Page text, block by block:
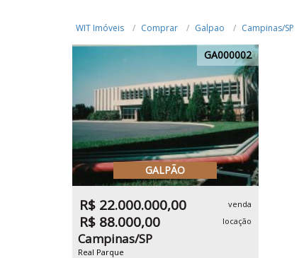
WIT Imóveis Comprar Galpao Campinas/SP
GA000002
GALPÃO
R$ 22.000.000,00 venda
R$ 88.000,00 locação
Campinas/SP
Real Parque